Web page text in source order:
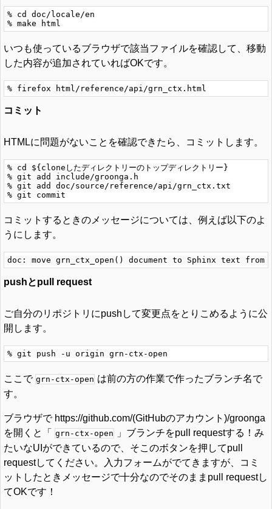
% cd doc/locale/en
いつも使っているブラウザで該当ファイルを確認して、移動
した内容が追加されていればOKです。
コミット
HTMLに問題がないことを確認できたら、コミットします。
% cd ${cloneしたディレクトリーのトップディレクトリー}
% git add include/groonga.h
% git add doc/source/reference/api/grn_ctx.txt
コミットするときのメッセージについては、例えば以下のよ
うにします。
pushとpull request
ご自分のリポジトリにpushして変更点をとりこめるように公
開します。
ここで grn-ctx-open は前の方の作業で作ったブランチ名で
す。
ブラウザで https://github.com/(GitHubのアカウント)/groonga
を開くと「
grn-ctx-open
」ブランチをpull requestする！み
たいなUIができているので、そこのボタンを押してpull
requestしてください。入力フォームがでてきますが、コミ
ットしたときメッセージで十分なのでそのままpull requestし
てOKです！